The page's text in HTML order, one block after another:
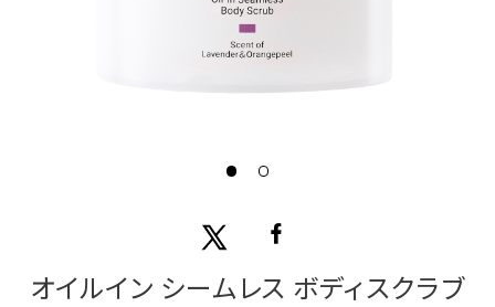
オイルイン シームレス ボディスクラブ